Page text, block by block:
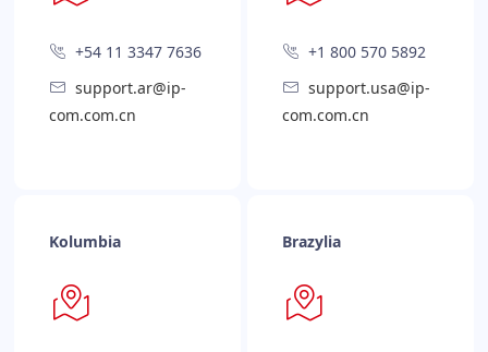
+54 11 3347 7636
support.ar@ip-
com.com.cn
+1 800 570 5892
support.usa@ip-
com.com.cn
Kolumbia Brazylia